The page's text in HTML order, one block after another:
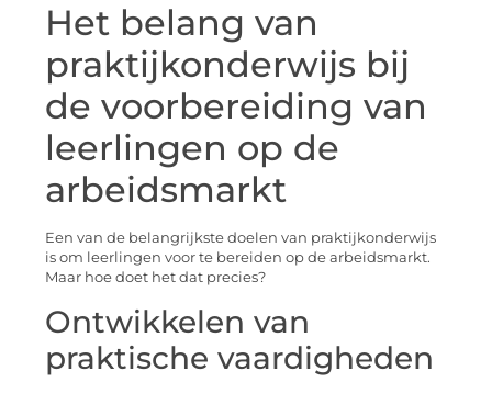
Het belang van
praktijkonderwijs bij
de voorbereiding van
leerlingen op de
arbeidsmarkt
Een van de belangrijkste doelen van praktijkonderwijs
is om leerlingen voor te bereiden op de arbeidsmarkt.
Maar hoe doet het dat precies?
Ontwikkelen van
praktische vaardigheden